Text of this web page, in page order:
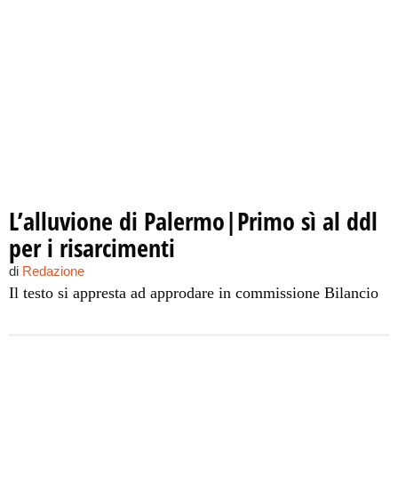
L’alluvione di Palermo|Primo sì al ddl
per i risarcimenti
di Redazione
Il testo si appresta ad approdare in commissione Bilancio